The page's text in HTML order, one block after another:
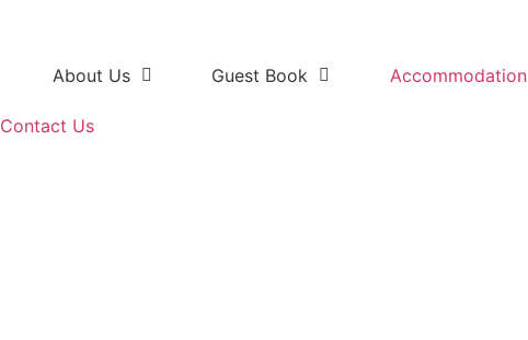
About Us Guest Book Accommodation
Contact Us